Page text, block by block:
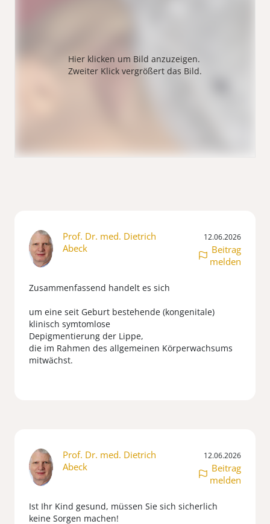
Prof. Dr. med. Dietrich
Abeck
12.06.2026
Beitrag
melden
Zusammenfassend handelt es sich
um eine seit Geburt bestehende (kongenitale)
klinisch symtomlose
Depigmentierung der Lippe,
die im Rahmen des allgemeinen Körperwachsums
mitwächst.
Prof. Dr. med. Dietrich
Abeck
12.06.2026
Beitrag
melden
Ist Ihr Kind gesund, müssen Sie sich sicherlich
keine Sorgen machen!